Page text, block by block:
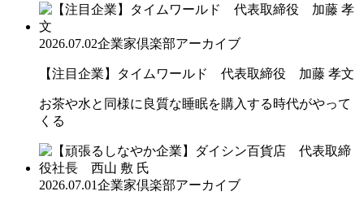
2026.07.02企業家倶楽部アーカイブ
【注目企業】タイムワールド 代表取締役 加藤 孝文
お茶や水と同様に良質な睡眠を購入する時代がやって
くる
2026.07.01企業家倶楽部アーカイブ